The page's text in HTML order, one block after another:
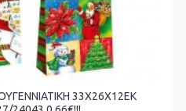
33Χ26Χ12ΕΚ